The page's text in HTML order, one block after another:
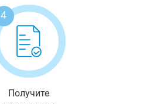
4
Получите